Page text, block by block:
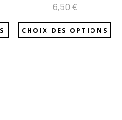
6,50€
CHOIX DES OPTIONS